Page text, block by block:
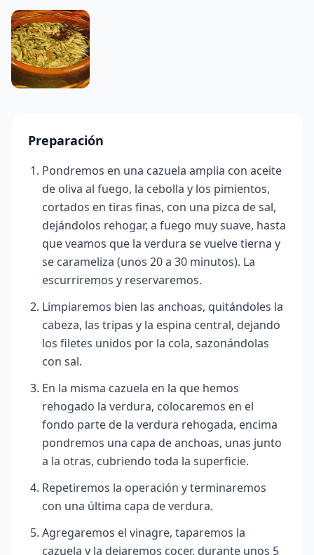
Preparación
Pondremos en una cazuela amplia con aceite
de oliva al fuego, la cebolla y los pimientos,
cortados en tiras finas, con una pizca de sal,
dejándolos rehogar, a fuego muy suave, hasta
que veamos que la verdura se vuelve tierna y
se carameliza (unos 20 a 30 minutos). La
escurriremos y reservaremos.
Limpiaremos bien las anchoas, quitándoles la
cabeza, las tripas y la espina central, dejando
los filetes unidos por la cola, sazonándolas
con sal.
En la misma cazuela en la que hemos
rehogado la verdura, colocaremos en el
fondo parte de la verdura rehogada, encima
pondremos una capa de anchoas, unas junto
a la otras, cubriendo toda la superficie.
Repetiremos la operación y terminaremos
con una última capa de verdura.
Agregaremos el vinagre, taparemos la
cazuela y la dejaremos cocer, durante unos 5